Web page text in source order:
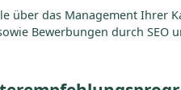
über das Management Ihrer
Bewerbungen durch SEO